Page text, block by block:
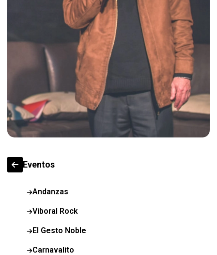
Eventos
Andanzas
Viboral Rock
El Gesto Noble
Carnavalito